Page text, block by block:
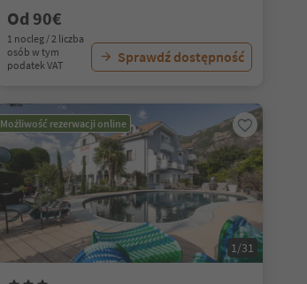
Od 90€
1 nocleg / 2 liczba
osób w tym
podatek VAT
Sprawdź dostępność
Możliwość rezerwacji online
1/31